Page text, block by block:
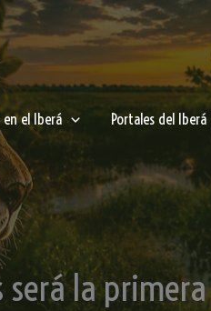
en el Iberá Portales del Iberá
será la